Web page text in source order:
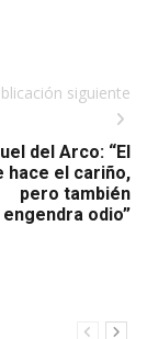
siguiente
del Arco: “El
hace el cariño,
pero también
engendra odio”